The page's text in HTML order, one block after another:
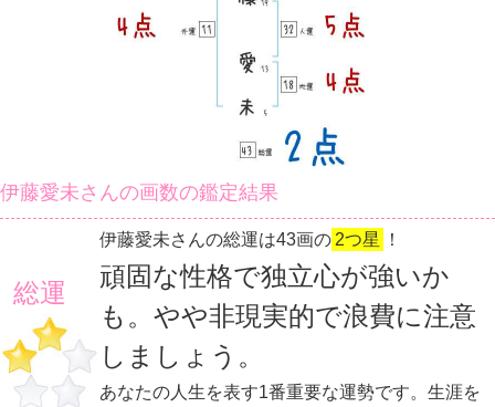
伊藤愛未さんの画数の鑑定結果
総運
伊藤愛未さんの総運は43画の 2つ星 ！
頑固な性格で独立心が強いか
も。やや非現実的で浪費に注意
しましょう。
あなたの人生を表す1番重要な運勢です。生涯を